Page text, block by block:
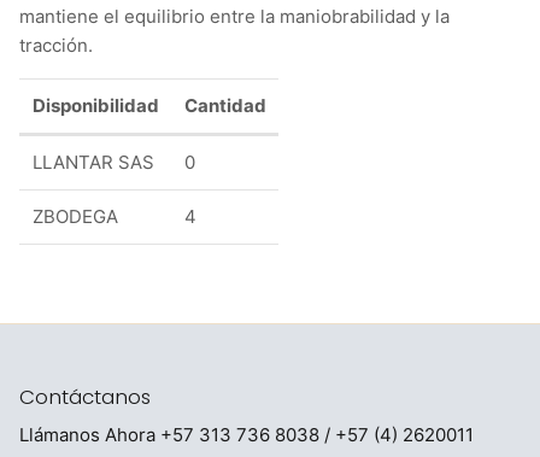
mantiene el equilibrio entre la maniobrabilidad y la
tracción.
Disponibilidad Cantidad
LLANTAR SAS 0
ZBODEGA 4
Contáctanos
Llámanos Ahora +57 313 736 8038 / +57 (4) 2620011